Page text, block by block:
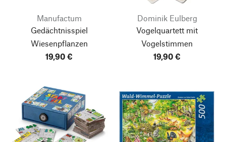
Manufactum
Gedächtnisspiel
Wiesenpflanzen
19,90 €
Dominik Eulberg
Vogelquartett mit
Vogelstimmen
19,90 €